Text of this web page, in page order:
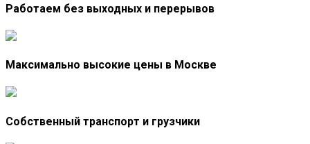
Работаем без выходных и перерывов
Максимально высокие цены в Москве
Собственный транспорт и грузчики